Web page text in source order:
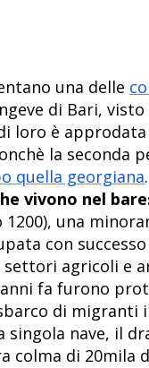
una delle
di Bari, visto
loro è approdata
la seconda
quella georgiana
vivono nel
una
con successo
agricoli e
anni fa furono
di migranti
singola nave, il
colma di 20mila